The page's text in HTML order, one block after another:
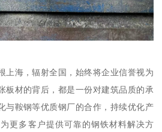
上海，辐射全国，始终将企业信誉视为
板材的背后，都是一份对建筑品质的承
与鞍钢等优质钢厂的合作，持续优化产
更多客户提供可靠的钢铁材料解决方